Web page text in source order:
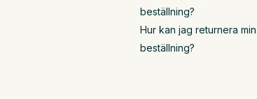
beställning?
Hur kan jag returnera min
beställning?